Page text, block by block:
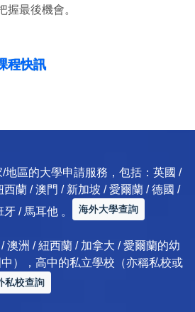
握最後機會。
程快訊
地區的大學申請服務，包括：英國 /
西蘭 / 澳門 / 新加坡 / 愛爾蘭 / 德國 /
/ 馬耳他 。
海外大學查詢
澳洲 / 紐西蘭 / 加拿大 / 愛爾蘭的幼
），高中的私立學校（亦稱私校或
私校查詢